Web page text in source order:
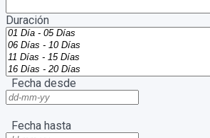
Duración
Fecha desde
Fecha hasta